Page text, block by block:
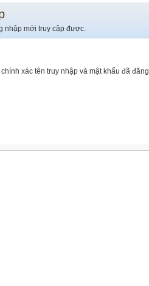
nhập mới truy cập được.
xác tên truy nhập và mật khẩu đã đăng